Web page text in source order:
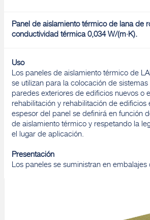
Panel de aislamiento térmico de lana de
conductividad térmica 0,034 W/(m·K).
Uso
Los paneles de aislamiento térmico de
se utilizan para la colocación de sistemas
paredes exteriores de edificios nuevos o
rehabilitación y rehabilitación de edificios
espesor del panel se definirá en función
de aislamiento térmico y respetando la
el lugar de aplicación.
Presentación
Los paneles se suministran en embalajes